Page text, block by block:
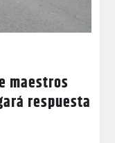
maestros
respuesta